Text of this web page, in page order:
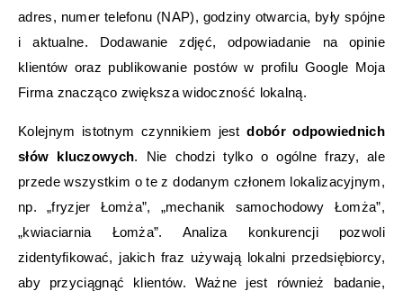
adres, numer telefonu (NAP), godziny otwarcia, były spójne
i aktualne. Dodawanie zdjęć, odpowiadanie na opinie
klientów oraz publikowanie postów w profilu Google Moja
Firma znacząco zwiększa widoczność lokalną.
Kolejnym istotnym czynnikiem jestdobór odpowiednich
słów kluczowych. Nie chodzi tylko o ogólne frazy, ale
przede wszystkim o te z dodanym członem lokalizacyjnym,
np. „fryzjer Łomża”, „mechanik samochodowy Łomża”,
„kwiaciarnia Łomża”. Analiza konkurencji pozwoli
zidentyfikować, jakich fraz używają lokalni przedsiębiorcy,
aby przyciągnąć klientów. Ważne jest również badanie,